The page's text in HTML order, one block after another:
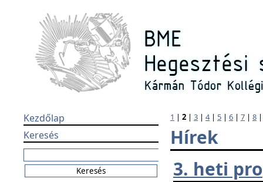
Kezdőlap
Keresés
1 | 2 | 3 | 4| 5 | 6 | 7 | 8
Hírek
3. heti